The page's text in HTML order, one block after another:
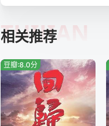
相关推荐
TUIJIAN
豆瓣:8.0分